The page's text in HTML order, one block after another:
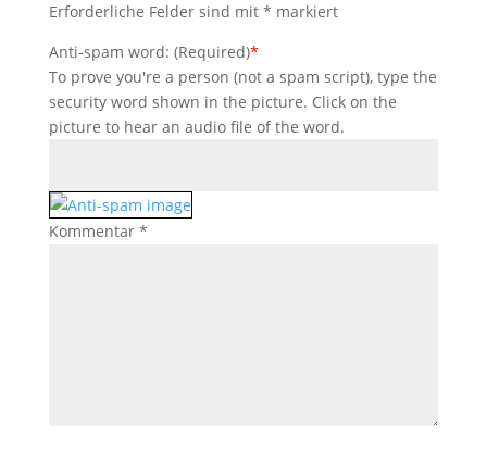
Erforderliche Felder sind mit * markiert
Anti-spam word: (Required)*
To prove you're a person (not a spam script), type the
security word shown in the picture. Click on the
picture to hear an audio file of the word.
Kommentar *